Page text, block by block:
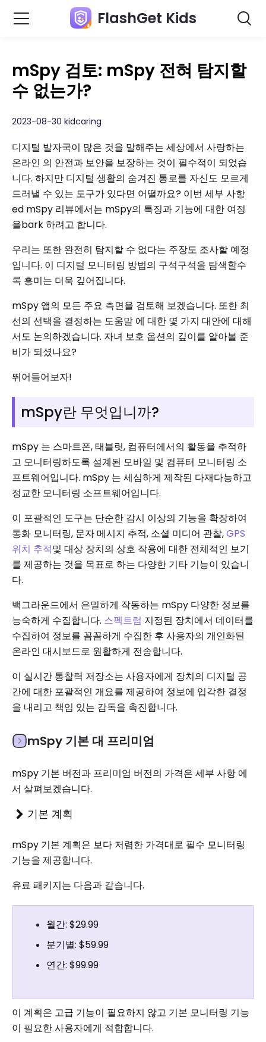
FlashGet Kids
mSpy 검토: mSpy 전혀 탐지할
수 없는가?
2023-08-30 kidcaring
디지털 발자국이 많은 것을 말해주는 세상에서 사랑하는
온라인 의 안전과 보안을 보장하는 것이 필수적이 되었습
니다. 하지만 디지털 생활의 숨겨진 통로를 자신도 모르게
드러낼 수 있는 도구가 있다면 어떨까요? 이번 세부 사항
ed mSpy 리뷰에서는 mSpy의 특징과 기능에 대한 여정
을bark 하려고 합니다.
우리는 또한 완전히 탐지할 수 없다는 주장도 조사할 예정
입니다. 이 디지털 모니터링 방법의 구석구석을 탐색할수
록 흥미는 더욱 깊어집니다.
mSpy 앱의 모든 주요 측면을 검토해 보겠습니다. 또한 최
선의 선택을 결정하는 도움말 에 대한 몇 가지 대안에 대해
서도 논의하겠습니다. 자녀 보호 옵션의 깊이를 알아볼 준
비가 되셨나요?
뛰어들어보자!
mSpy란 무엇입니까?
mSpy 는 스마트폰, 태블릿, 컴퓨터에서의 활동을 추적하
고 모니터링하도록 설계된 모바일 및 컴퓨터 모니터링 소
프트웨어입니다. mSpy 는 세심하게 제작된 다재다능하고
정교한 모니터링 소프트웨어입니다.
이 포괄적인 도구는 단순한 감시 이상의 기능을 확장하여
통화 모니터링, 문자 메시지 추적, 소셜 미디어 관찰,GPS
위치 추적및 대상 장치의 상호 작용에 대한 전체적인 보기
를 제공하는 것을 목표로 하는 다양한 기타 기능이 있습니
다.
백그라운드에서 은밀하게 작동하는 mSpy 다양한 정보를
능숙하게 수집합니다. 스펙트럼 지정된 장치에서 데이터를
수집하여 정보를 꼼꼼하게 수집한 후 사용자의 개인화된
온라인 대시보드로 원활하게 전송합니다.
이 실시간 통찰력 저장소는 사용자에게 장치의 디지털 공
간에 대한 포괄적인 개요를 제공하여 정보에 입각한 결정
을 내리고 책임 있는 감독을 촉진합니다.
mSpy 기본 대 프리미엄
mSpy 기본 버전과 프리미엄 버전의 가격은 세부 사항 에
서 살펴보겠습니다.
기본 계획
mSpy 기본 계획은 보다 저렴한 가격대로 필수 모니터링
기능을 제공합니다.
유료 패키지는 다음과 같습니다.
월간: $29.99
분기별: $59.99
연간: $99.99
이 계획은 고급 기능이 필요하지 않고 기본 모니터링 기능
이 필요한 사용자에게 적합합니다.